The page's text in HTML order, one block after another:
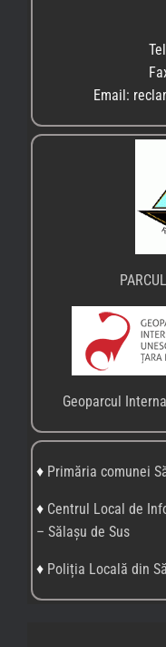
Email:
Geoparcul
♦ Primăria comunei
♦ Centrul Local de
– Sălașu de Sus
♦ Poliția Locală din